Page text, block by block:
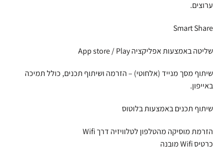
ערוצים.
Smart Share
שליטה באמצעות אפליקציה App store / Play
שיתוף מסך מנייד (אלחוטי) – הזרמה ושיתוף תכנים, כולל תמיכה
באייפון.
שיתוף תכנים באמצעות בלוטוס
הזרמת מוסיקה מהטלפון לטלוויזיה דרך Wifi
כרטיס Wifi מובנה